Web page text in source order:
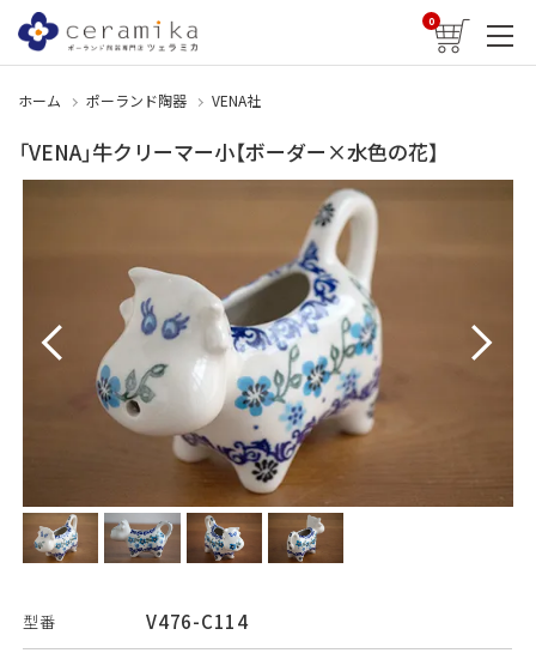
0
ホーム ポーランド陶器 VENA社
「VENA」牛クリーマー小【ボーダー×水色の花】
型番 V476-C114